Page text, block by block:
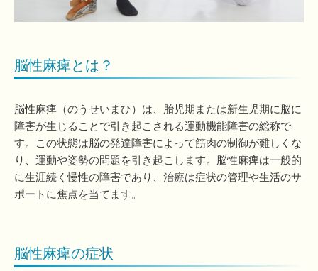
脳性麻痺とは？
脳性麻痺（のうせいまひ）は、胎児期または新生児期に脳に
障害が生じることで引き起こされる運動機能障害の総称で
す。この状態は脳の発達障害によって筋肉の制御が難しくな
り、運動や姿勢の問題を引き起こします。脳性麻痺は一般的
に生涯続く慢性の障害であり、治療は症状の管理や生活のサ
ポートに焦点を当てます。
脳性麻痺の症状